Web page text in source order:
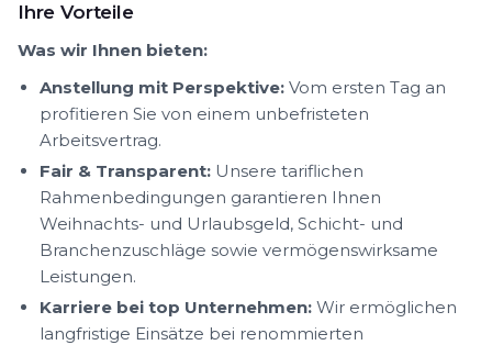
Ihre Vorteile
Was wir Ihnen bieten:
Anstellung mit Perspektive: Vom ersten Tag an
profitieren Sie von einem unbefristeten
Arbeitsvertrag.
Fair & Transparent: Unsere tariflichen
Rahmenbedingungen garantieren Ihnen
Weihnachts- und Urlaubsgeld, Schicht- und
Branchenzuschläge sowie vermögenswirksame
Leistungen.
Karriere bei top Unternehmen: Wir ermöglichen
langfristige Einsätze bei renommierten